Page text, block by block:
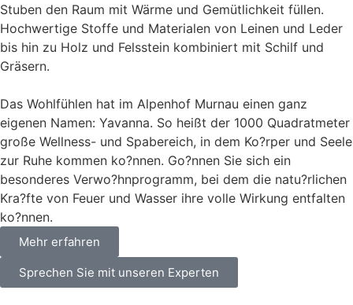
Stuben den Raum mit Wärme und Gemütlichkeit füllen.
Hochwertige Stoffe und Materialen von Leinen und Leder
bis hin zu Holz und Felsstein kombiniert mit Schilf und
Gräsern.
Das Wohlfühlen hat im Alpenhof Murnau einen ganz
eigenen Namen: Yavanna. So heißt der 1000 Quadratmeter
große Wellness- und Spabereich, in dem Ko?rper und Seele
zur Ruhe kommen ko?nnen. Go?nnen Sie sich ein
besonderes Verwo?hnprogramm, bei dem die natu?rlichen
Kra?fte von Feuer und Wasser ihre volle Wirkung entfalten
ko?nnen.
Mehr erfahren
Sprechen Sie mit unseren Experten